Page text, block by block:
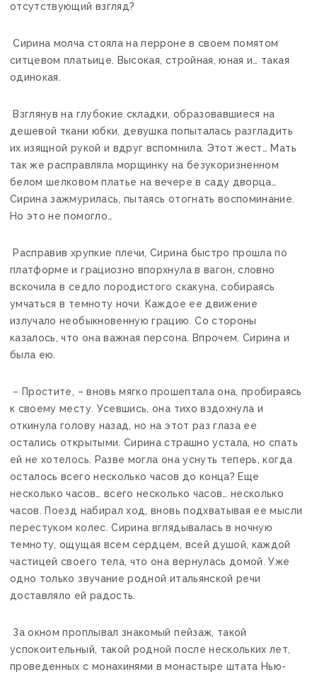
отсутствующий взгляд?
Сирина молча стояла на перроне в своем помятом
ситцевом платьице. Высокая, стройная, юная и… такая
одинокая.
Взглянув на глубокие складки, образовавшиеся на
дешевой ткани юбки, девушка попыталась разгладить
их изящной рукой и вдруг вспомнила. Этот жест… Мать
так же расправляла морщинку на безукоризненном
белом шелковом платье на вечере в саду дворца…
Сирина зажмурилась, пытаясь отогнать воспоминание.
Но это не помогло…
Расправив хрупкие плечи, Сирина быстро прошла по
платформе и грациозно впорхнула в вагон, словно
вскочила в седло породистого скакуна, собираясь
умчаться в темноту ночи. Каждое ее движение
излучало необыкновенную грацию. Со стороны
казалось, что она важная персона. Впрочем, Сирина и
была ею.
– Простите, – вновь мягко прошептала она, пробираясь
к своему месту. Усевшись, она тихо вздохнула и
откинула голову назад, но на этот раз глаза ее
остались открытыми. Сирина страшно устала, но спать
ей не хотелось. Разве могла она уснуть теперь, когда
осталось всего несколько часов до конца? Еще
несколько часов… всего несколько часов… несколько
часов. Поезд набирал ход, вновь подхватывая ее мысли
перестуком колес. Сирина вглядывалась в ночную
темноту, ощущая всем сердцем, всей душой, каждой
частицей своего тела, что она вернулась домой. Уже
одно только звучание родной итальянской речи
доставляло ей радость.
За окном проплывал знакомый пейзаж, такой
успокоительный, такой родной после нескольких лет,
проведенных с монахинями в монастыре штата Нью-